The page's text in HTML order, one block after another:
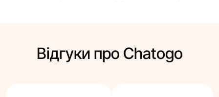
Відгуки про Chatogo